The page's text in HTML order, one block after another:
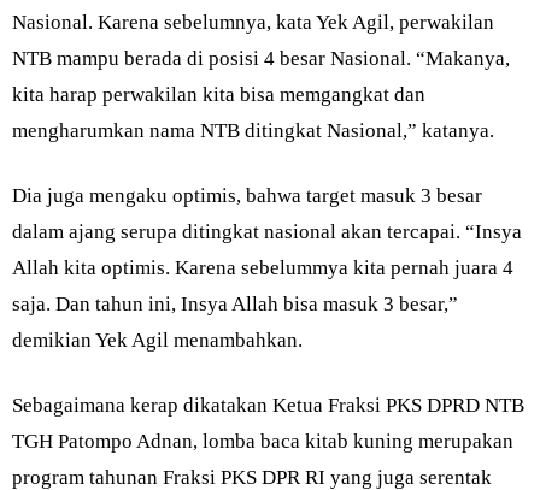
Nasional. Karena sebelumnya, kata Yek Agil, perwakilan
NTB mampu berada di posisi 4 besar Nasional. “Makanya,
kita harap perwakilan kita bisa memgangkat dan
mengharumkan nama NTB ditingkat Nasional,” katanya.
Dia juga mengaku optimis, bahwa target masuk 3 besar
dalam ajang serupa ditingkat nasional akan tercapai. “Insya
Allah kita optimis. Karena sebelummya kita pernah juara 4
saja. Dan tahun ini, Insya Allah bisa masuk 3 besar,”
demikian Yek Agil menambahkan.
Sebagaimana kerap dikatakan Ketua Fraksi PKS DPRD NTB
TGH Patompo Adnan, lomba baca kitab kuning merupakan
program tahunan Fraksi PKS DPR RI yang juga serentak